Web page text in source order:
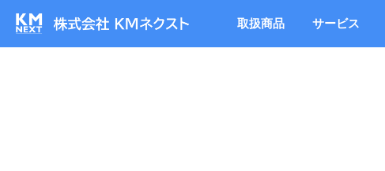
取扱商品 サービス